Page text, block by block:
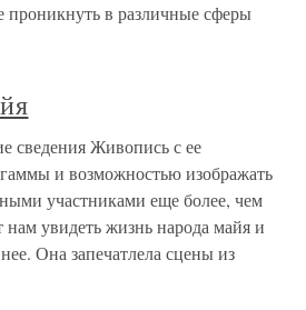
проникнуть в различные сферы
сведения Живопись с ее
и возможностью изображать
участниками еще более, чем
нам увидеть жизнь народа майя и
Она запечатлела сцены из